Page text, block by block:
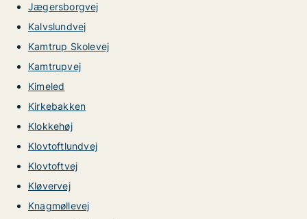
Jægersborgvej
Kalvslundvej
Kamtrup Skolevej
Kamtrupvej
Kimeled
Kirkebakken
Klokkehøj
Klovtoftlundvej
Klovtoftvej
Kløvervej
Knagmøllevej